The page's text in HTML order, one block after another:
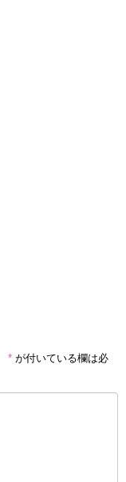
* が付いている欄は必